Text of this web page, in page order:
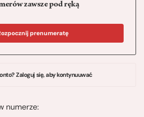
zawsze pod ręką
prenumeratę
Zaloguj się, aby kontynuuwać
numerze: